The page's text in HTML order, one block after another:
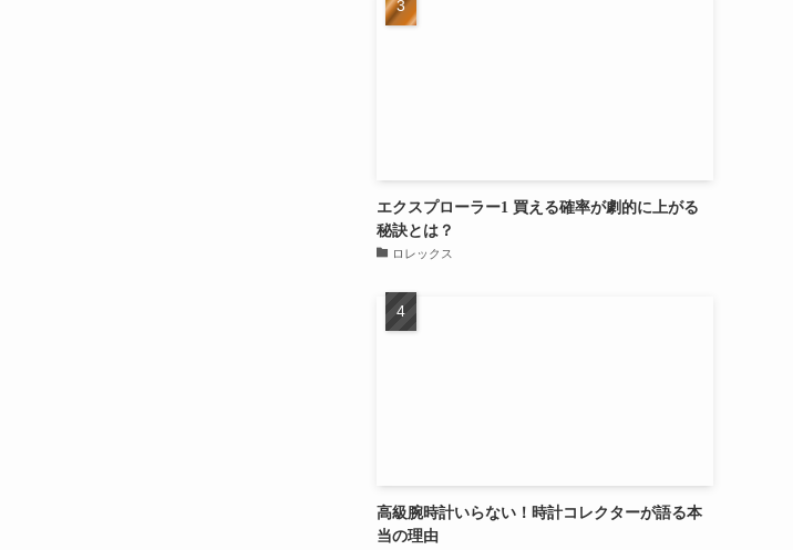
エクスプローラー1 買える確率が劇的に上がる
秘訣とは？
ロレックス
高級腕時計いらない！時計コレクターが語る本
当の理由